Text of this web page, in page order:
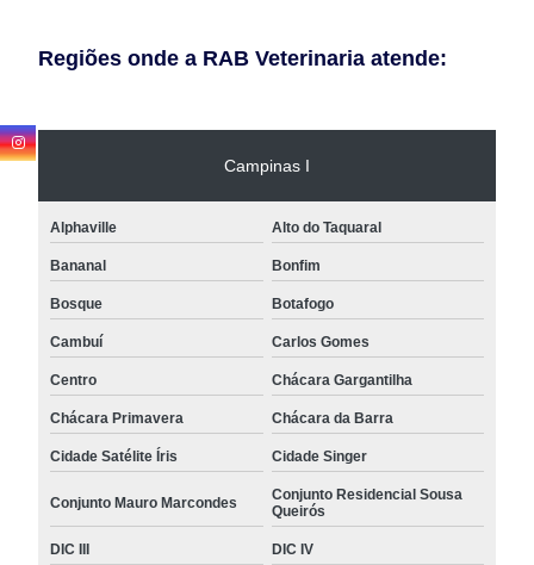
Regiões onde a RAB Veterinaria atende:
Campinas I
Alphaville Alto do Taquaral
Bananal Bonfim
Bosque Botafogo
Cambuí Carlos Gomes
Centro Chácara Gargantilha
Chácara Primavera Chácara da Barra
Cidade Satélite Íris Cidade Singer
Conjunto Mauro Marcondes
Conjunto Residencial Sousa
Queirós
DIC III DIC IV